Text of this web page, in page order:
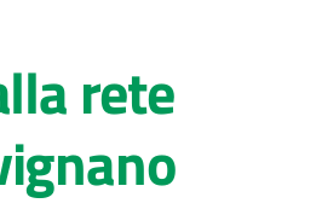
rete